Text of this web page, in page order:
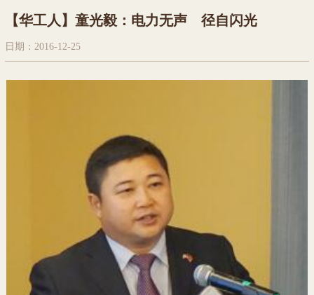
【华工人】童光毅：电力无声 径自闪光
日期：2016-12-25